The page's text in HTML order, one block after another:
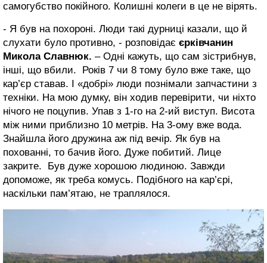
самогубство покійного. Колишні колеги в це не вірять.
- Я був на похороні. Люди такі дурниці казали, що й
слухати було противно, - розповідає єрківчанин
Микола Славнюк. – Одні кажуть, що сам зістрибнув,
інші, що вбили. Років 7 чи 8 тому було вже таке, що
кар’єр ставав. І «добрі» люди познімали запчастини з
техніки. На мою думку, він ходив перевірити, чи ніхто
нічого не поцупив. Упав з 1-го на 2-ий виступ. Висота
між ними приблизно 10 метрів. На 3-ому вже вода.
Знайшла його дружина аж під вечір. Як був на
похованні, то бачив його. Дуже побитий. Лице
закрите. Був дуже хорошою людиною. Завжди
допоможе, як треба комусь. Подібного на кар’єрі,
наскільки пам’ятаю, не траплялося.